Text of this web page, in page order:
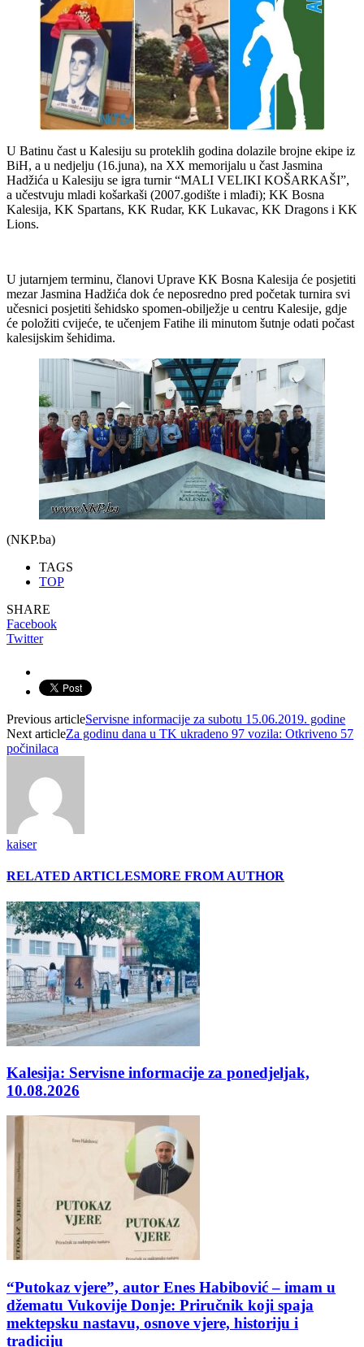
U Batinu čast u Kalesiju su proteklih godina dolazile brojne ekipe iz
BiH, a u nedjelju (16.juna), na XX memorijalu u čast Jasmina
Hadžića u Kalesiju se igra turnir “MALI VELIKI KOŠARKAŠI”,
a učestvuju mladi košarkaši (2007.godište i mlađi); KK Bosna
Kalesija, KK Spartans, KK Rudar, KK Lukavac, KK Dragons i KK
Lions.
U jutarnjem terminu, članovi Uprave KK Bosna Kalesija će posjetiti
mezar Jasmina Hadžića dok će neposredno pred početak turnira svi
učesnici posjetiti šehidsko spomen-obilježje u centru Kalesije, gdje
će položiti cvijeće, te učenjem Fatihe ili minutom šutnje odati počast
kalesijskim šehidima.
(NKP.ba)
TAGS
TOP
SHARE
Facebook
Twitter
Previous articleServisne informacije za subotu 15.06.2019. godine
Next articleZa godinu dana u TK ukradeno 97 vozila: Otkriveno 57
počinilaca
kaiser
RELATED ARTICLESMORE FROM AUTHOR
Kalesija: Servisne informacije za ponedjeljak,
10.08.2026
“Putokaz vjere”, autor Enes Habibović – imam u
džematu Vukovije Donje: Priručnik koji spaja
mektepsku nastavu, osnove vjere, historiju i
tradiciju